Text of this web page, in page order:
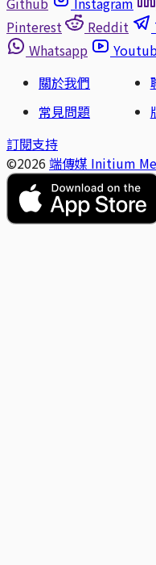
Pinterest
Reddit
Whatsapp
關於我們
常見問題
訂閱支持
©2026 端傳媒 Initium